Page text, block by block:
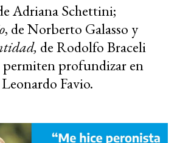
Adriana Schettini;
, de Norberto Galasso y
de Rodolfo Braceli
profundizar en
Favio.